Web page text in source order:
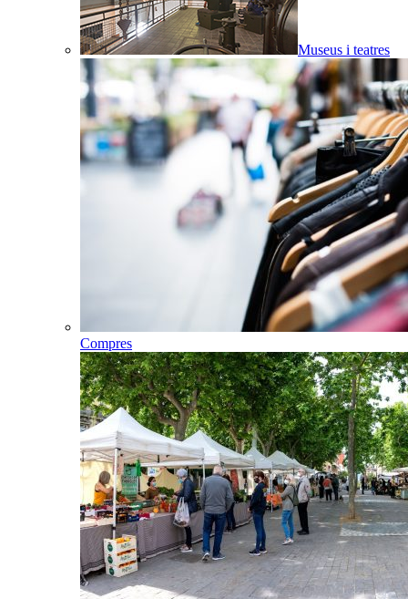
Museus i teatres
Compres